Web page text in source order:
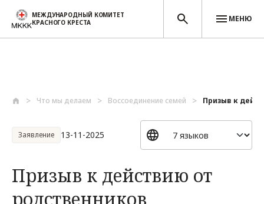
МЕЖДУНАРОДНЫЙ КОМИТЕТ
КРАСНОГО КРЕСТА
МЕНЮ
Что мы делаем Воссоединение семей Призыв к
Заявление 13-11-2025
Призыв к действию от
родственников